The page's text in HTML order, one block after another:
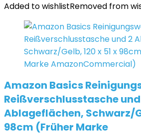
Added to wishlistRemoved from
Amazon Basics
Reißverschlusstasche und
Ablageflächen, Schwarz/
98cm (Früher Marke